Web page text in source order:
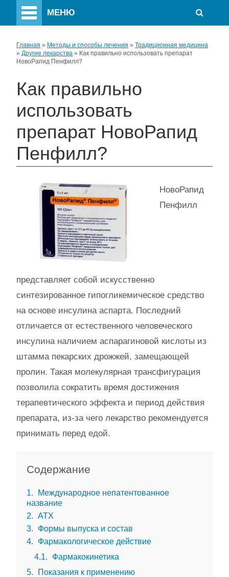
МЕНЮ
Главная » Методы и способы лечения » Традиционная медицина
» Другие лекарства » Как правильно использовать препарат
НовоРапид Пенфилл?
Как правильно
использовать
препарат НовоРапид
Пенфилл?
НовоРапид
Пенфилл
представляет собой искусственно
синтезированное гипогликемическое средство
на основе инсулина аспарта. Последний
отличается от естественного человеческого
инсулина наличием аспарагиновой кислоты из
штамма пекарских дрожжей, замещающей
пролин. Такая молекулярная трансфигурация
позволила сократить время достижения
терапевтического эффекта и период действия
препарата, из-за чего лекарство рекомендуется
принимать перед едой.
Содержание
1
Международное непатентованное
название
2
АТХ
3
Формы выпуска и состав
4
Фармакологическое действие
4.1
Фармакокинетика
5
Показания к применению